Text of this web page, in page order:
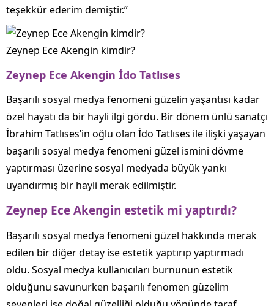
teşekkür ederim demiştir.”
Zeynep Ece Akengin kimdir?
Zeynep Ece Akengin İdo Tatlıses
Başarılı sosyal medya fenomeni güzelin yaşantısı kadar
özel hayatı da bir hayli ilgi gördü. Bir dönem ünlü sanatçı
İbrahim Tatlıses’in oğlu olan İdo Tatlıses ile ilişki yaşayan
başarılı sosyal medya fenomeni güzel ismini dövme
yaptırması üzerine sosyal medyada büyük yankı
uyandırmış bir hayli merak edilmiştir.
Zeynep Ece Akengin estetik mi yaptırdı?
Başarılı sosyal medya fenomeni güzel hakkında merak
edilen bir diğer detay ise estetik yaptırıp yaptırmadı
oldu. Sosyal medya kullanıcıları burnunun estetik
olduğunu savunurken başarılı fenomen güzelim